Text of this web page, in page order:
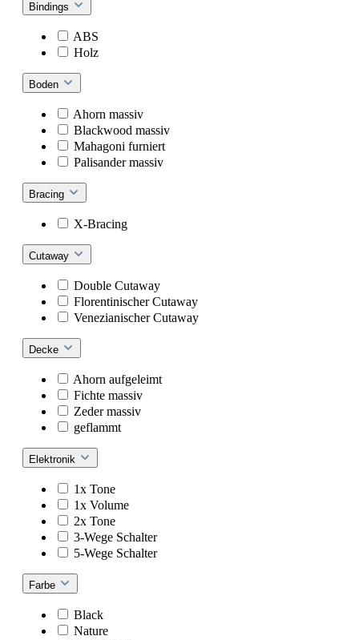
Bindings
ABS
Holz
Boden
Ahorn massiv
Blackwood massiv
Mahagoni furniert
Palisander massiv
Bracing
X-Bracing
Cutaway
Double Cutaway
Florentinischer Cutaway
Venezianischer Cutaway
Decke
Ahorn aufgeleimt
Fichte massiv
Zeder massiv
geflammt
Elektronik
1x Tone
1x Volume
2x Tone
3-Wege Schalter
5-Wege Schalter
Farbe
Black
Nature